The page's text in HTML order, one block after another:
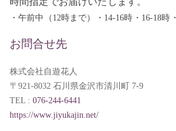
・午前中（12時まで）・14-16時・16-18時
お問合せ先
株式会社自遊花人
〒921-8032 石川県金沢市清川町 7-9
TEL : 076-244-6441
https://www.jiyukajin.net/